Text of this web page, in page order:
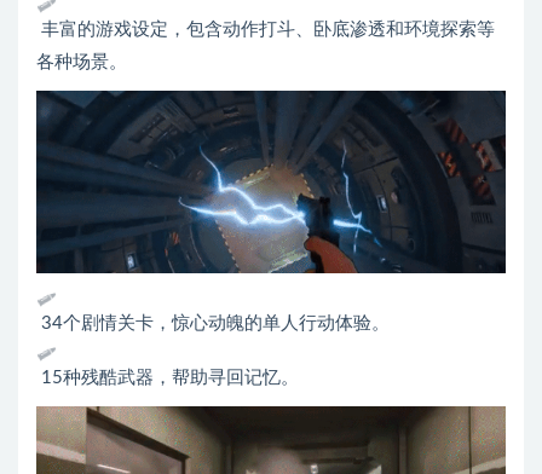
丰富的游戏设定，包含动作打斗、卧底渗透和环境探索等
各种场景。
34个剧情关卡，惊心动魄的单人行动体验。
15种残酷武器，帮助寻回记忆。